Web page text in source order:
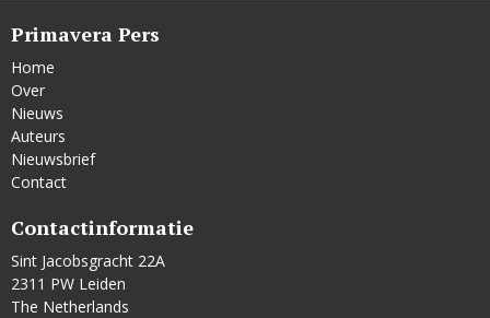
Primavera Pers
Home
Over
Nieuws
Auteurs
Nieuwsbrief
Contact
Contactinformatie
Sint Jacobsgracht 22A
2311 PW Leiden
The Netherlands